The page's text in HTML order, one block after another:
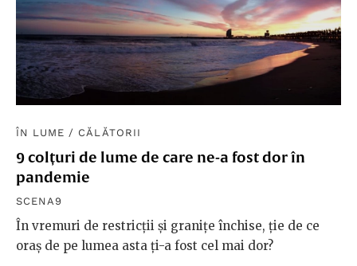
ÎN LUME / CĂLĂTORII
9 colțuri de lume de care ne-a fost dor în
pandemie
SCENA9
În vremuri de restricții și granițe închise, ție de ce
oraș de pe lumea asta ți-a fost cel mai dor?